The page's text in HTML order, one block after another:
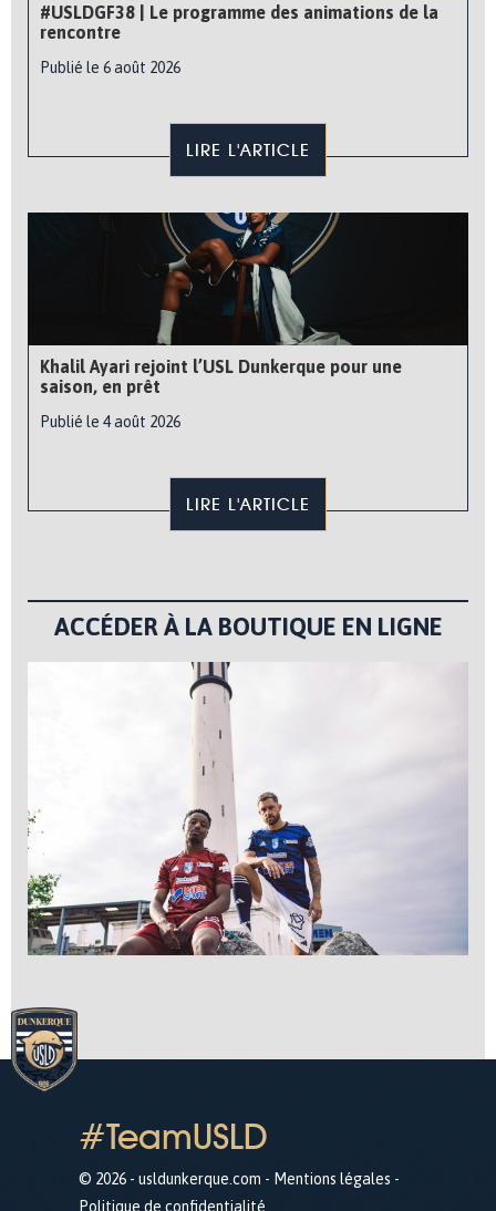
#USLDGF38 | Le programme des animations de la
rencontre
Publié le 6 août 2026
LIRE L'ARTICLE
Khalil Ayari rejoint l’USL Dunkerque pour une
saison, en prêt
Publié le 4 août 2026
LIRE L'ARTICLE
ACCÉDER À LA BOUTIQUE EN LIGNE
#TeamUSLD
© 2026 - usldunkerque.com - Mentions légales -
Politique de confidentialité